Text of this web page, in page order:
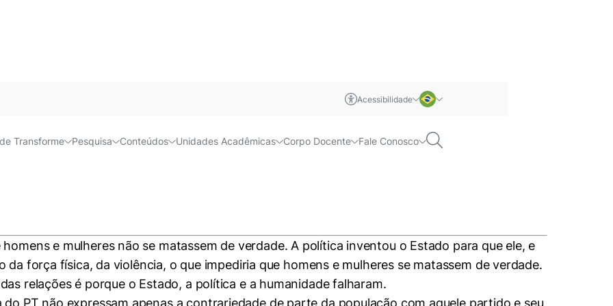
Acessibilidade
Português
Transforme Pesquisa Conteúdos Unidades Acadêmicas Corpo Docente Fale Conosco
política estoura nas rua
e mulheres não se matassem de verdade. A política inventou o Estado para que ele, e
força física, da violência, o que impediria que homens e mulheres se matassem de verdade.
relações é porque o Estado, a política e a humanidade falharam.
PT não expressam apenas a contrariedade de parte da população com aquele partido e seu